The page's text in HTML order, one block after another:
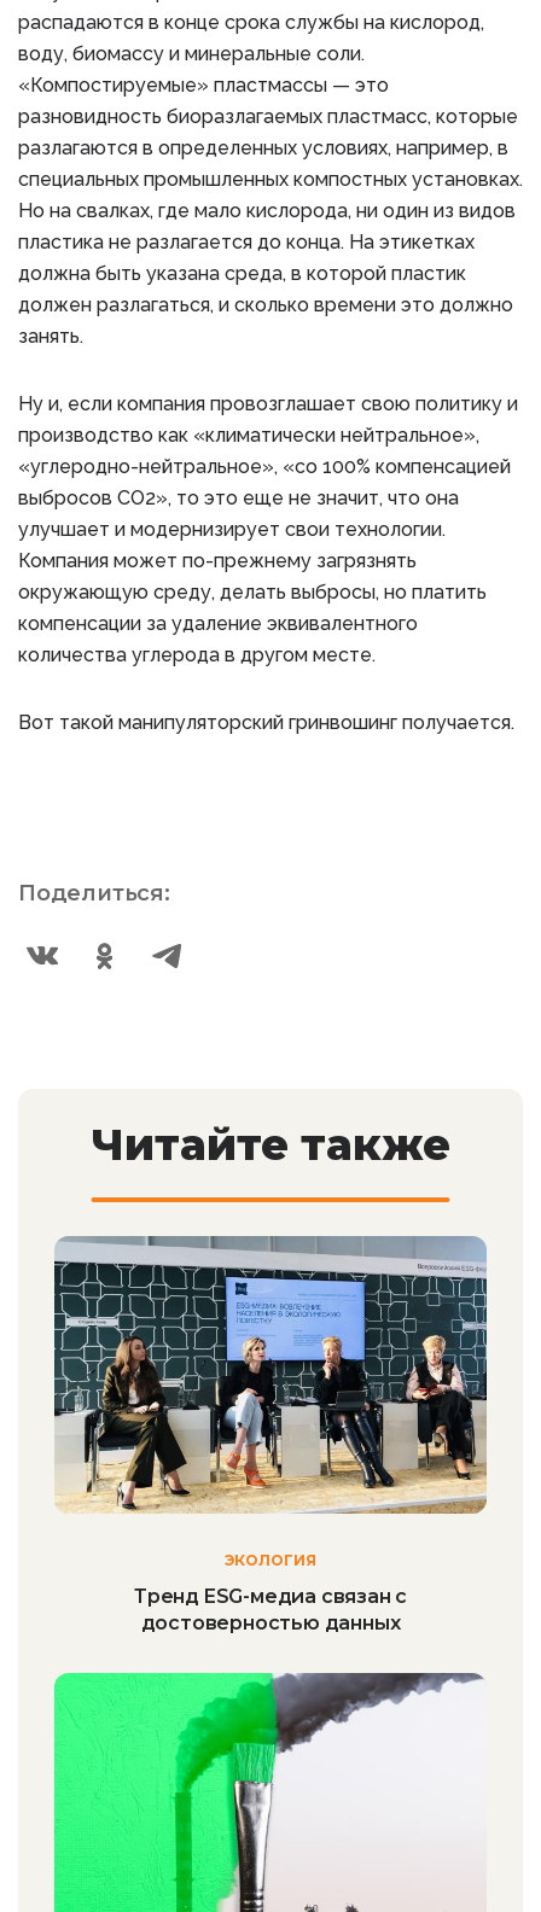
распадаются в конце срока службы на кислород,
воду, биомассу и минеральные соли.
«Компостируемые» пластмассы — это
разновидность биоразлагаемых пластмасс, которые
разлагаются в определенных условиях, например, в
специальных промышленных компостных установках.
Но на свалках, где мало кислорода, ни один из видов
пластика не разлагается до конца. На этикетках
должна быть указана среда, в которой пластик
должен разлагаться, и сколько времени это должно
занять.
Ну и, если компания провозглашает свою политику и
производство как «климатически нейтральное»,
«углеродно-нейтральное», «со 100% компенсацией
выбросов CO2», то это еще не значит, что она
улучшает и модернизирует свои технологии.
Компания может по-прежнему загрязнять
окружающую среду, делать выбросы, но платить
компенсации за удаление эквивалентного
количества углерода в другом месте.
Вот такой манипуляторский гринвошинг получается.
Поделиться:
Читайте также
ЭКОЛОГИЯ
Тренд ESG-медиа связан с
достоверностью данных